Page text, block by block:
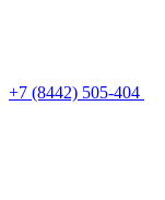
+7 (8442) 505-404